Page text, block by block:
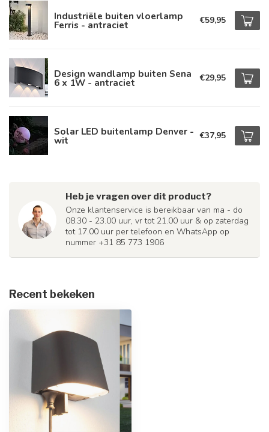
Industriële buiten vloerlamp
Ferris - antraciet €59,95
Design wandlamp buiten Sena
6 x 1W - antraciet €29,95
Solar LED buitenlamp Denver -
wit €37,95
Heb je vragen over dit product?
Onze klantenservice is bereikbaar van ma - do
08.30 - 23.00 uur, vr tot 21.00 uur & op zaterdag
tot 17.00 uur per telefoon en WhatsApp op
nummer +31 85 773 1906
Recent bekeken